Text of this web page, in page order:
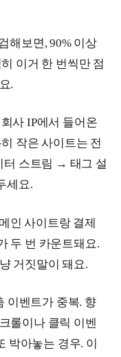
해보면, 90% 이상
이거 한 번씩만 점
.
사 IP에서 들어온
작은 사이트는 전
스트림 → 태그 설
세요.
인 사이트랑 결제
두 번 카운트돼요.
거짓말이 돼요.
이벤트가 중복. 향
롤이나 클릭 이벤
박아놓는 경우. 이